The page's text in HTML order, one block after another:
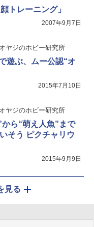
トレーニング」
2007年9月7日
ヤジのホビー研究所
遊ぶ、ムー公認“オ
2015年7月10日
ヤジのホビー研究所
ら“萌え人魚”まで
そう ピクチャリウ
2015年9月9日
見る